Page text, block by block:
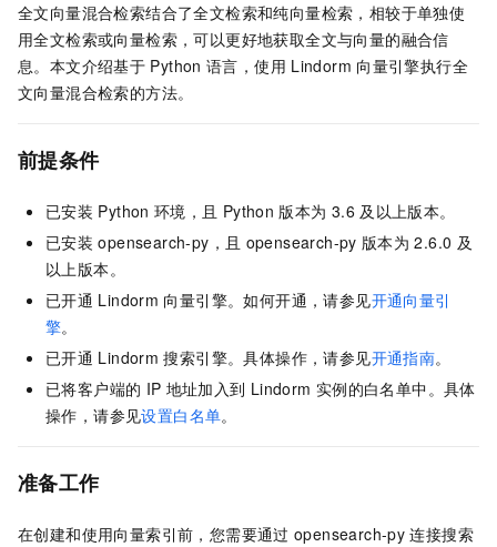
全文向量混合检索结合了全文检索和纯向量检索，相较于单独使
用全文检索或向量检索，可以更好地获取全文与向量的融合信
息。本文介绍基于 Python 语言，使用 Lindorm 向量引擎执行全
文向量混合检索的方法。
前提条件
已安装 Python 环境，且 Python 版本为 3.6 及以上版本。
已安装 opensearch-py，且 opensearch-py 版本为 2.6.0 及
以上版本。
已开通 Lindorm 向量引擎。如何开通，请参见开通向量引
擎。
已开通 Lindorm 搜索引擎。具体操作，请参见开通指南。
已将客户端的 IP 地址加入到 Lindorm 实例的白名单中。具体
操作，请参见设置白名单。
准备工作
在创建和使用向量索引前，您需要通过 opensearch-py 连接搜索